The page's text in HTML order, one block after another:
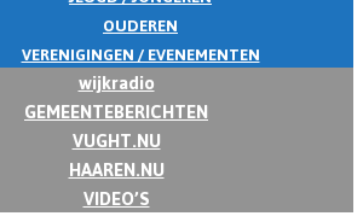
OUDEREN
VERENIGINGEN / EVENEMENTEN
wijkradio
GEMEENTEBERICHTEN
VUGHT.NU
HAAREN.NU
VIDEO’S